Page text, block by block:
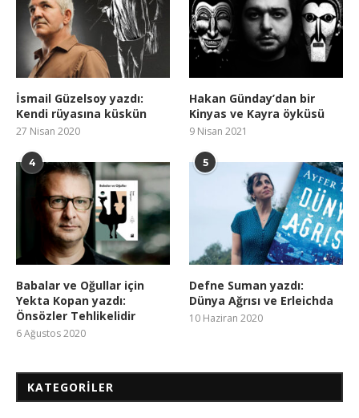
İsmail Güzelsoy yazdı:
Kendi rüyasına küskün
27 Nisan 2020
Hakan Günday’dan bir
Kinyas ve Kayra öyküsü
9 Nisan 2021
4
Babalar ve Oğullar için
Yekta Kopan yazdı:
Önsözler Tehlikelidir
6 Ağustos 2020
5
Defne Suman yazdı:
Dünya Ağrısı ve Erleichda
10 Haziran 2020
KATEGORILER